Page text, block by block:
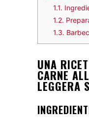
1.1.
1.2.
1.3.
UNA
CARNE
LEGGERA